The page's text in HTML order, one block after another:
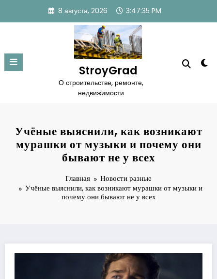
содержимому
8 августа, 2026 3:47:36 PM
StroyGrad
О строительстве, ремонте,
недвижимости
Учёные выяснили, как возникают
мурашки от музыки и почему они
бывают не у всех
Главная
Новости разные
Учёные выяснили, как возникают мурашки от музыки и
почему они бывают не у всех